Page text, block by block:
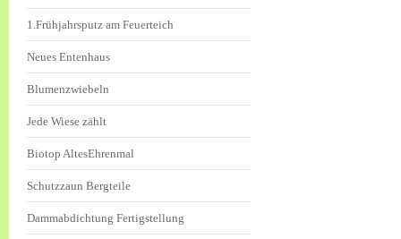
1.Frühjahrsputz am Feuerteich
Neues Entenhaus
Blumenzwiebeln
Jede Wiese zählt
Biotop AltesEhrenmal
Schutzzaun Bergteile
Dammabdichtung Fertigstellung